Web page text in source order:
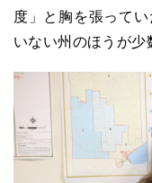
度」と胸を張って
いない州のほうが少